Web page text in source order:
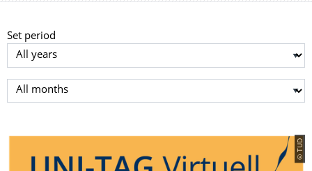
Set period
Select year
Select month
© TUD